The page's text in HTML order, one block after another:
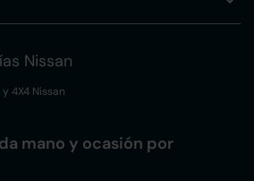
Nissan
y 4X4 Nissan
mano y ocasión por